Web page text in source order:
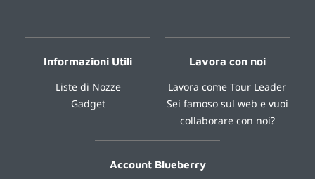
Informazioni Utili
Liste di Nozze
Gadget
Lavora con noi
Lavora come Tour Leader
Sei famoso sul web e vuoi
collaborare con noi?
Account Blueberry